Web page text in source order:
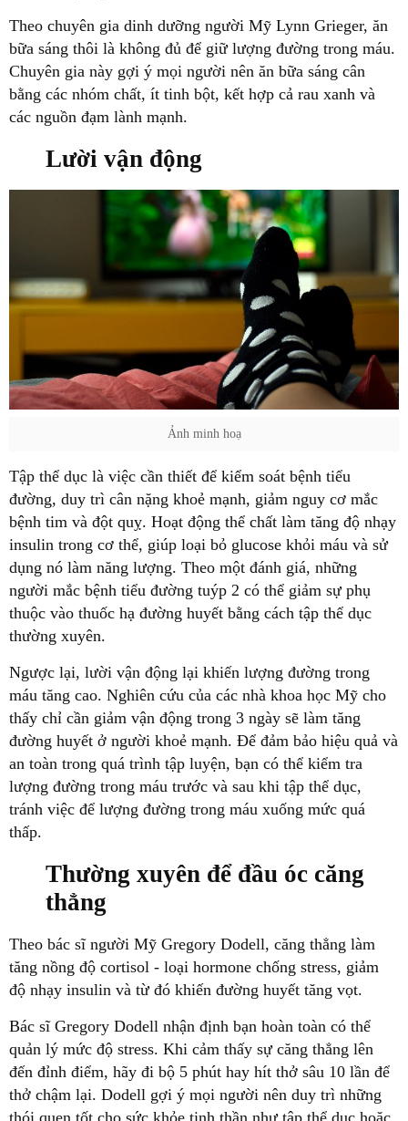
Theo chuyên gia dinh dưỡng người Mỹ Lynn Grieger, ăn
bữa sáng thôi là không đủ để giữ lượng đường trong máu.
Chuyên gia này gợi ý mọi người nên ăn bữa sáng cân
bằng các nhóm chất, ít tinh bột, kết hợp cả rau xanh và
các nguồn đạm lành mạnh.
Lười vận động
Ảnh minh hoạ
Tập thể dục là việc cần thiết để kiểm soát bệnh tiểu
đường, duy trì cân nặng khoẻ mạnh, giảm nguy cơ mắc
bệnh tim và đột quỵ. Hoạt động thể chất làm tăng độ nhạy
insulin trong cơ thể, giúp loại bỏ glucose khỏi máu và sử
dụng nó làm năng lượng. Theo một đánh giá, những
người mắc bệnh tiểu đường tuýp 2 có thể giảm sự phụ
thuộc vào thuốc hạ đường huyết bằng cách tập thể dục
thường xuyên.
Ngược lại, lười vận động lại khiến lượng đường trong
máu tăng cao. Nghiên cứu của các nhà khoa học Mỹ cho
thấy chỉ cần giảm vận động trong 3 ngày sẽ làm tăng
đường huyết ở người khoẻ mạnh. Để đảm bảo hiệu quả và
an toàn trong quá trình tập luyện, bạn có thể kiểm tra
lượng đường trong máu trước và sau khi tập thể dục,
tránh việc để lượng đường trong máu xuống mức quá
thấp.
Thường xuyên để đầu óc căng
thẳng
Theo bác sĩ người Mỹ Gregory Dodell, căng thẳng làm
tăng nồng độ cortisol - loại hormone chống stress, giảm
độ nhạy insulin và từ đó khiến đường huyết tăng vọt.
Bác sĩ Gregory Dodell nhận định bạn hoàn toàn có thể
quản lý mức độ stress. Khi cảm thấy sự căng thẳng lên
đến đỉnh điểm, hãy đi bộ 5 phút hay hít thở sâu 10 lần để
thở chậm lại. Dodell gợi ý mọi người nên duy trì những
thói quen tốt cho sức khỏe tinh thần như tập thể dục hoặc